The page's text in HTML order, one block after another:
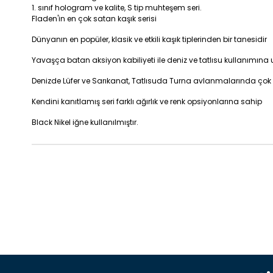
1. sınıf hologram ve kalite, S tip muhteşem seri.
Fladen'in en çok satan kaşık serisi
Dünyanın en popüler, klasik ve etkili kaşık tiplerinden bir tanesidir
Yavaşça batan aksiyon kabiliyeti ile deniz ve tatlısu
Denizde Lüfer ve Sarıkanat, Tatlısuda Turna avlanmalarında
Kendini kanıtlamış seri farklı ağırlık ve renk opsiyonlarına sahip
Black Nikel iğne kullanılmıştır.